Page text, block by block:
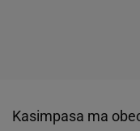
Kasimpasa ma